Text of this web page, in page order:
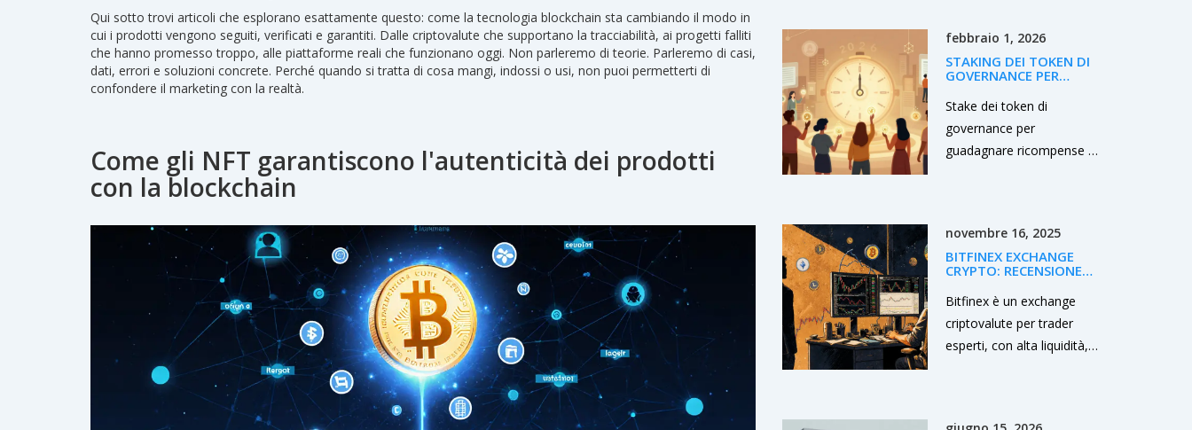
Qui sotto trovi articoli che esplorano esattamente questo: come la tecnologia blockchain sta cambiando il modo in
cui i prodotti vengono seguiti, verificati e garantiti. Dalle criptovalute che supportano la tracciabilità, ai progetti falliti
che hanno promesso troppo, alle piattaforme reali che funzionano oggi. Non parleremo di teorie. Parleremo di casi,
dati, errori e soluzioni concrete. Perché quando si tratta di cosa mangi, indossi o usi, non puoi permetterti di
confondere il marketing con la realtà.
Come gli NFT garantiscono l'autenticità dei prodotti
con la blockchain
pratica.
febbraio 1, 2026
STAKING DEI TOKEN DI
GOVERNANCE PER
PRATICA 2026
Stake dei token di
governance per
guadagnare ricompense e
Curve e i rischi del 2026.
novembre 16, 2025
BITFINEX EXCHANGE
CRYPTO: RECENSIONE
ESPERTI
Bitfinex è un exchange
criptovalute per trader
esperti, con alta liquidità,